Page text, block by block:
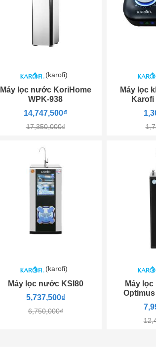
(karofi)
Máy lọc nước KoriHome
WPK-938
14,747,500₫
17,350,000₫
Máy lọc
Karofi
(karofi)
Máy lọc nước KSI80
5,737,500₫
6,750,000₫
Máy